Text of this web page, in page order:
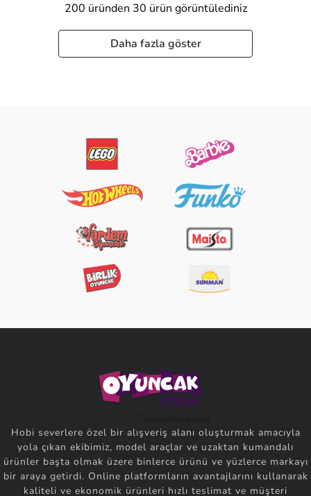
200 üründen 30 ürün görüntülediniz
Daha fazla göster
Hobi severlere özel bir alışveriş alanı oluşturmak amacıyla
yola çıkan ekibimiz, model araçlar ve uzaktan kumandalı
ürünler başta olmak üzere binlerce ürünü ve yüzlerce markayı
bir araya getirdi. Online platformların avantajlarını kullanarak
kaliteli ve ekonomik ürünleri hızlı teslimat ve müşteri